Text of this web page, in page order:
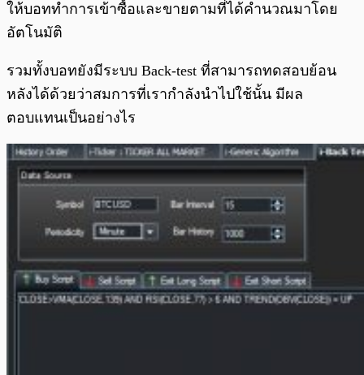
ให้บอททำการเข้าซื้อและขายตามที่ได้คำนวณมาโดย
อัตโนมัติ
รวมทั้งบอทยังมีระบบ Back-test ที่สามารถทดสอบย้อน
หลังได้ด้วยว่าสมการที่เรากำลังนำไปใช้นั้น มีผล
ตอบแทนเป็นอย่างไร